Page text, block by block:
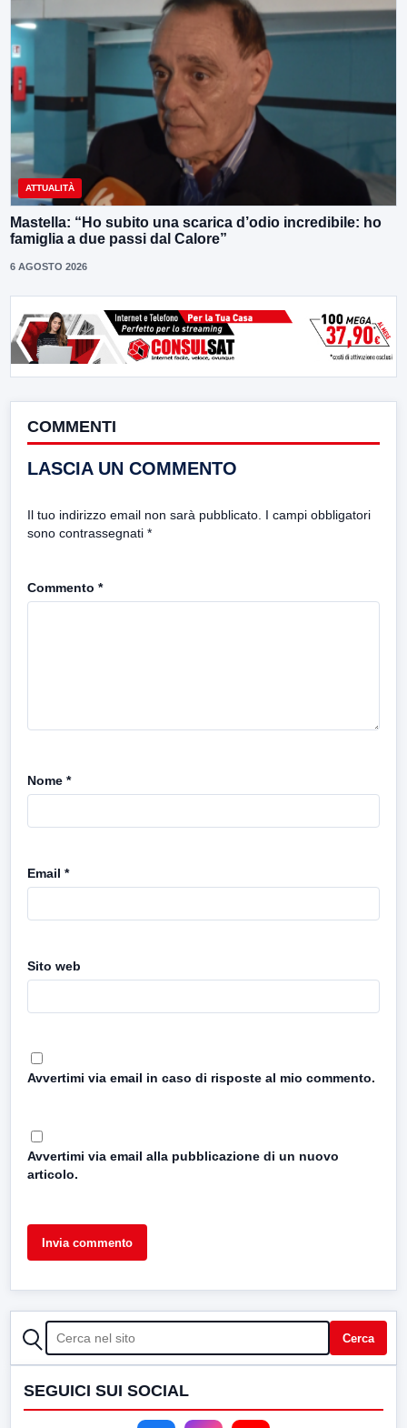
ATTUALITÀ
Mastella: “Ho subito una scarica d’odio incredibile: ho
famiglia a due passi dal Calore”
6 AGOSTO 2026
COMMENTI
LASCIA UN COMMENTO
Il tuo indirizzo email non sarà pubblicato. I campi obbligatori
sono contrassegnati *
Commento *
Nome *
Email *
Sito web
Avvertimi via email in caso di risposte al mio commento.
Avvertimi via email alla pubblicazione di un nuovo
articolo.
CERCA Cerca
SEGUICI SUI SOCIAL